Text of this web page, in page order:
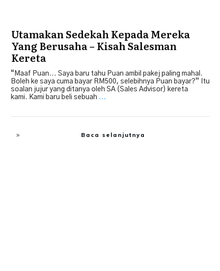
Utamakan Sedekah Kepada Mereka
Yang Berusaha – Kisah Salesman
Kereta
“Maaf Puan... Saya baru tahu Puan ambil pakej paling mahal.
Boleh ke saya cuma bayar RM500, selebihnya Puan bayar?” Itu
soalan jujur yang ditanya oleh SA (Sales Advisor) kereta
kami. Kami baru beli sebuah ...
Baca selanjutnya